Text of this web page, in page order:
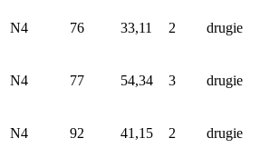
N4 76 33,11 2 drugie
N4 77 54,34 3 drugie
N4 92 41,15 2 drugie